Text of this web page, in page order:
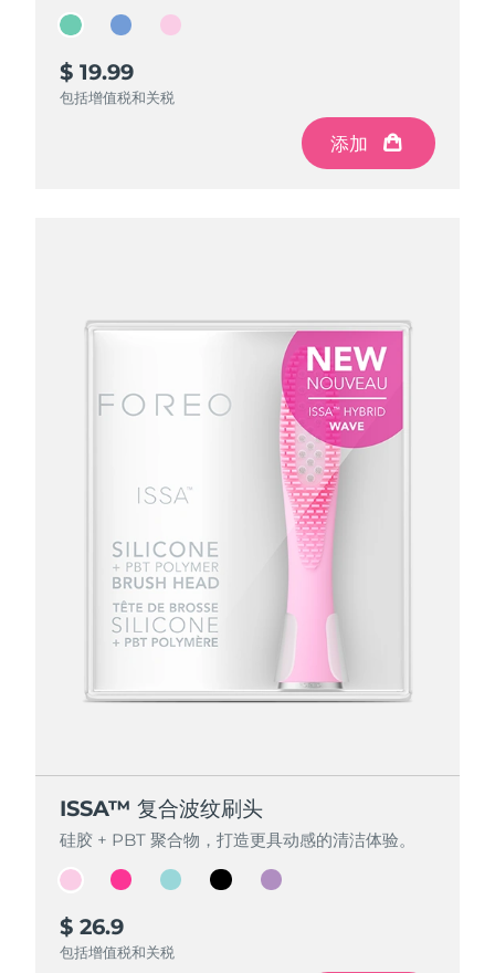
$ 19.99
包括增值税和关税
添加
$ 19.99
包括增值税和关税
添加
$ 19.99
包括增值税和关税
添加
ISSA™ 复合波纹刷头
硅胶 + PBT 聚合物，打造更具动感的清洁体验。
$ 26.9
包括增值税和关税
ISSA™ 复合波纹刷头
硅胶 + PBT 聚合物，打造更具动感的清洁体验。
$ 26.9
包括增值税和关税
ISSA™ 复合波纹刷头
硅胶 + PBT 聚合物，打造更具动感的清洁体验。
$ 26.9
包括增值税和关税
ISSA™ 复合波纹刷头
硅胶 + PBT 聚合物，打造更具动感的清洁体验。
$ 26.9
包括增值税和关税
ISSA™ 复合波纹刷头
硅胶 + PBT 聚合物，打造更具动感的清洁体验。
$ 26.9
包括增值税和关税